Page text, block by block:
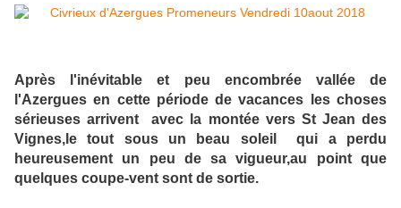
Après l'inévitable et peu encombrée vallée de
l'Azergues en cette période de vacances les choses
sérieuses arrivent avec la montée vers St Jean des
Vignes,le tout sous un beau soleil qui a perdu
heureusement un peu de sa vigueur,au point que
quelques coupe-vent sont de sortie.